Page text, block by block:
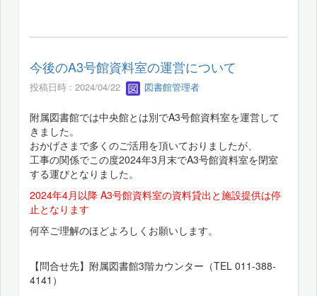
今後のA3号館資料室の運営について
投稿日時 : 2024/04/22 図書館管理者
附属図書館では中央館とは別でA3号館資料室を運営して
きました。
おかげさまで多くのご活用を頂いておりましたが、
工事の関係でこの度2024年3月末でA3号館資料室を閉室
する運びとなりました。
2024年4月以降 A3号館資料室の資料貸出と施設提供は停
止となります
何卒ご理解のほどよろしくお願いします。
【問合せ先】附属図書館3階カウンター（TEL 011-388-
4141）